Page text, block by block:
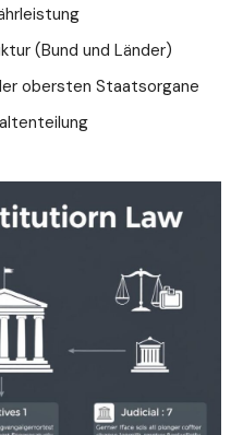
(Bund und Länder)
obersten Staatsorgane